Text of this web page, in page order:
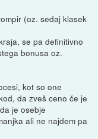
(oz. sedaj klasek
se pa definitivno
bonusa oz.
kot so one
da zveš ceno če je
je osebje
ali ne najdem pa